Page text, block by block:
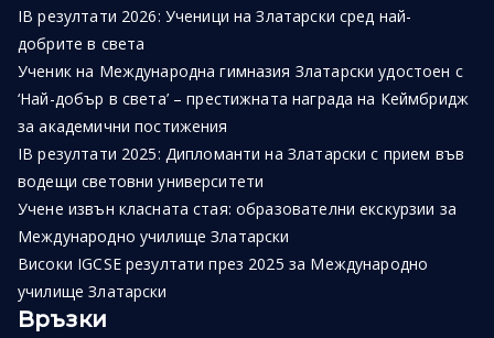
IB резултати 2026: Ученици на Златарски сред най-
добрите в света
Ученик на Международна гимназия Златарски удостоен с
‘Най-добър в света’ – престижната награда на Кеймбридж
за академични постижения
IB резултати 2025: Дипломанти на Златарски с прием във
водещи световни университети
Учене извън класната стая: образователни екскурзии за
Международно училище Златарски
Високи IGCSE резултати през 2025 за Международно
училище Златарски
Връзки